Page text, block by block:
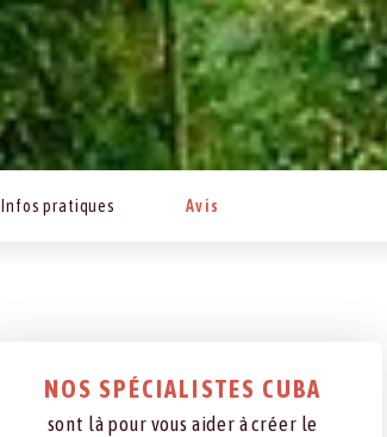
Infos pratiques Avis
NOS SPÉCIALISTES CUBA
sont là pour vous aider à créer le